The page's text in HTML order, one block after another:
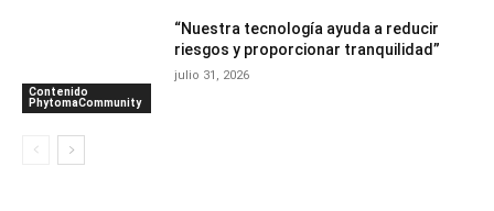
Contenido
PhytomaCommunity
“Nuestra tecnología ayuda a reducir
riesgos y proporcionar tranquilidad”
julio 31, 2026